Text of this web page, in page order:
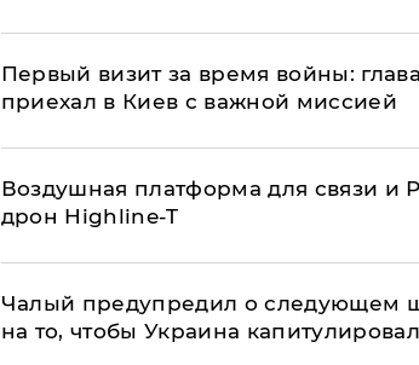
Первый визит за время войны:
приехал в Киев с важной миссией
Воздушная платформа для связи и
дрон Highline-T
Чалый предупредил о следующем
на то, чтобы Украина